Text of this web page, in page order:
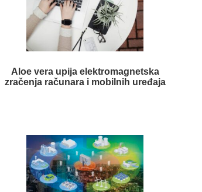
Aloe vera upija elektromagnetska
zračenja računara i mobilnih uređaja